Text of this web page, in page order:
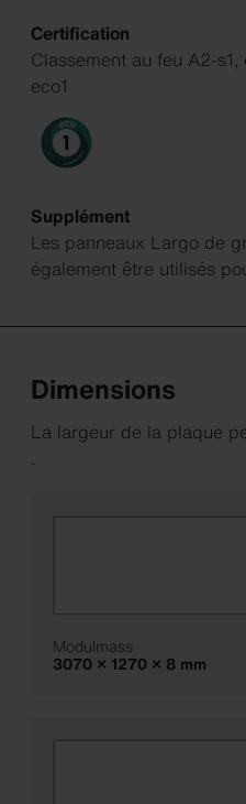
Certification
Classement au feu A2-s1,
eco1
Supplément
Les panneaux Largo de
également être utilisés
Dimensions
La largeur de la plaque
.
Modulmass
3070 × 1270 × 8 mm